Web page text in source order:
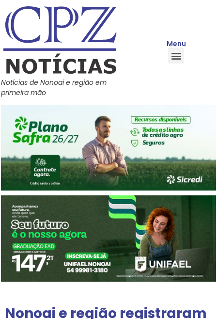
Notícias de Nonoai e região em
primeira mão
Menu
Nonoai e região registraram